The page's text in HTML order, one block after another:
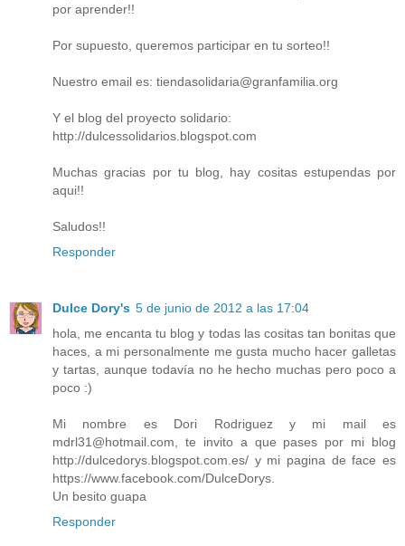
por aprender!!
Por supuesto, queremos participar en tu sorteo!!
Nuestro email es: tiendasolidaria@granfamilia.org
Y el blog del proyecto solidario:
http://dulcessolidarios.blogspot.com
Muchas gracias por tu blog, hay cositas estupendas por
aqui!!
Saludos!!
Responder
Dulce Dory's 5 de junio de 2012 a las 17:04
hola, me encanta tu blog y todas las cositas tan bonitas que
haces, a mi personalmente me gusta mucho hacer galletas
y tartas, aunque todavía no he hecho muchas pero poco a
poco :)
Mi nombre es Dori Rodriguez y mi mail es
mdrl31@hotmail.com, te invito a que pases por mi blog
http://dulcedorys.blogspot.com.es/ y mi pagina de face es
https://www.facebook.com/DulceDorys.
Un besito guapa
Responder